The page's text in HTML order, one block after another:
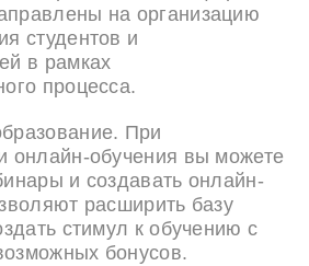
на организацию
студентов и
в рамках
процесса.
При
онлайн-обучения вы можете
и создавать онлайн-
расширить базу
стимул к обучению с
бонусов.